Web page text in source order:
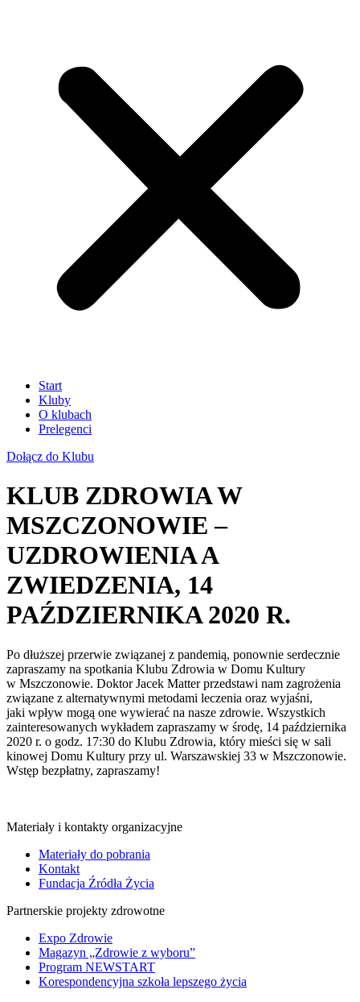
Start
Kluby
O klubach
Prelegenci
Dołącz do Klubu
KLUB ZDROWIA W
MSZCZONOWIE –
UZDROWIENIA A
ZWIEDZENIA, 14
PAŹDZIERNIKA 2020 R.
Po dłuższej przerwie związanej z pandemią, ponownie serdecznie
zapraszamy na spotkania Klubu Zdrowia w Domu Kultury
w Mszczonowie. Doktor Jacek Matter przedstawi nam zagrożenia
związane z alternatywnymi metodami leczenia oraz wyjaśni,
jaki wpływ mogą one wywierać na nasze zdrowie. Wszystkich
zainteresowanych wykładem zapraszamy w środę, 14 października
2020 r. o godz. 17:30 do Klubu Zdrowia, który mieści się w sali
kinowej Domu Kultury przy ul. Warszawskiej 33 w Mszczonowie.
Wstęp bezpłatny, zapraszamy!
Materiały i kontakty organizacyjne
Materiały do pobrania
Kontakt
Fundacja Źródła Życia
Partnerskie projekty zdrowotne
Expo Zdrowie
Magazyn „Zdrowie z wyboru”
Program NEWSTART
Korespondencyjna szkoła lepszego życia